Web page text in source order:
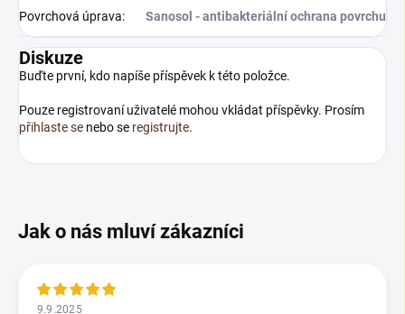
Povrchová úprava: Sanosol - antibakteriální ochrana povrchu
Diskuze
Buďte první, kdo napíše příspěvek k této položce.
Pouze registrovaní uživatelé mohou vkládat příspěvky. Prosím
přihlaste se nebo se registrujte.
9.9.2025